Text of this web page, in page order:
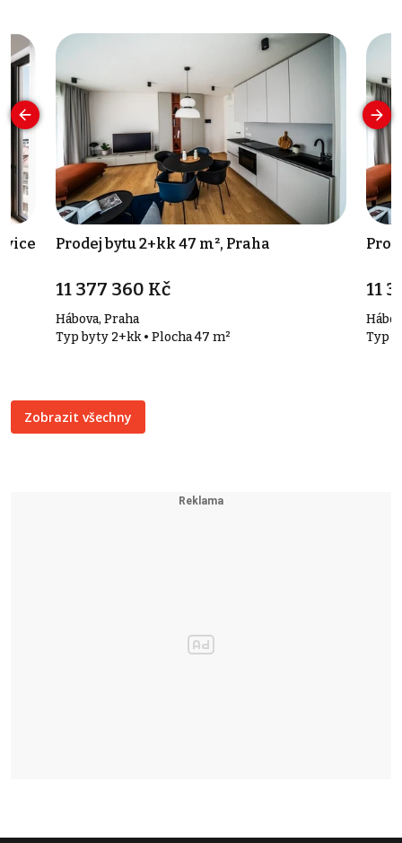
Prodej bytu 2+kk 47 m², Praha
11 377 360 Kč
Hábova, Praha
Typ byty 2+kk • Plocha 47 m²
11
Typ
Zobrazit všechny